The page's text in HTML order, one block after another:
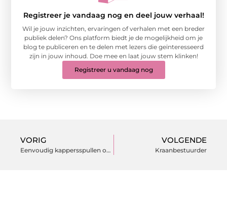
Registreer je vandaag nog en deel jouw verhaal!
Wil je jouw inzichten, ervaringen of verhalen met een breder
publiek delen? Ons platform biedt je de mogelijkheid om je
blog te publiceren en te delen met lezers die geïnteresseerd
zijn in jouw inhoud. Doe mee en laat jouw stem klinken!
Registreer u vandaag nog
VORIG
Eenvoudig kappersspullen online bestellen bij deze specialist
VOLGENDE
Kraanbestuurder